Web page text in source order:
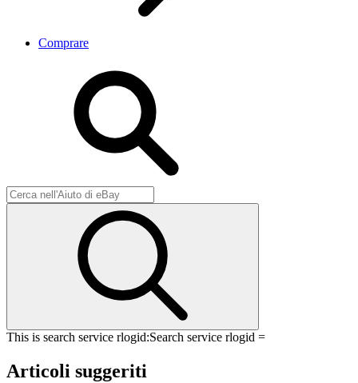
Comprare
This is search service rlogid:Search service rlogid =
Articoli suggeriti